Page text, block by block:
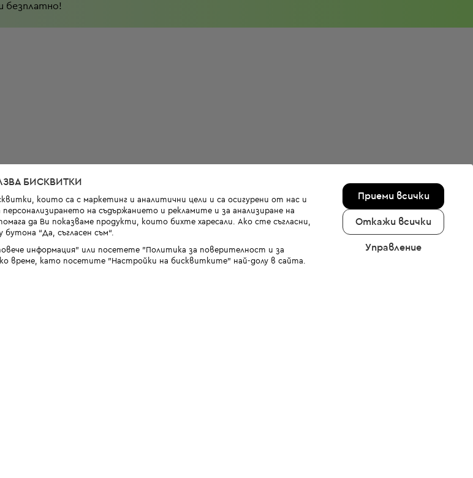
безплатно!
БИСКВИТКИ
които са с маркетинг и аналитични цели и са осигурени от нас и
на съдържанието и рекламите и за анализиране на
да Ви показваме продукти, които бихте харесали. Ако сте съгласни,
“Да, съгласен съм“.
информация" или посетете "Политика за поверителност и за
време, като посетите "Настройки на бисквитките" най-долу в сайта.
Приеми всички
Откажи всички
Управление